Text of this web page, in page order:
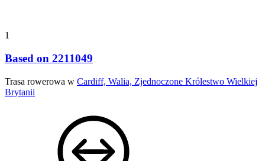
1
Based on 2211049
Trasa rowerowa w Cardiff, Walia, Zjednoczone Królestwo Wielkiej
Brytanii